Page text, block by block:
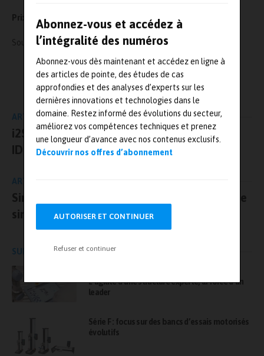
Abonnez-vous et accédez à
l’intégralité des numéros
Abonnez-vous dès maintenant et accédez en ligne à
des articles de pointe, des études de cas
approfondies et des analyses d’experts sur les
dernières innovations et technologies dans le
domaine. Restez informé des évolutions du secteur,
améliorez vos compétences techniques et prenez
une longueur d’avance avec nos contenus exclusifs.
Découvrir nos offres d’abonnement
AUTORISER ET CONTINUER
Refuser et continuer
Prix : 30 HT
Source : https://www.ifsttar.fr/
L'AUTEUR
Mesures-et-tests.com
ARTICLE PRÉCÉDENT
i2S Vision distribue désormais les caméras
IDT sur le marché français
ARTICLE SUIVANT
SimMechanics : nouvelles fonctionnalités de
simulation multi-corps
SUR LE MÊME SUJET
L’agilité d’une structure experte, la force d’un
leader
Série F : focus sur des bancs d’essais motorisés
évolutifs